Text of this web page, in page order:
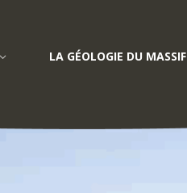
LA GÉOLOGIE DU MASSIF